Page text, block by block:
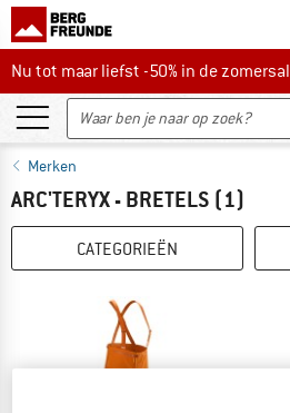
Nu tot maar liefst -50% in de zomersale!
Nu tot maar liefst -50% in de
Merken
ARC'TERYX - BRETELS (1)
CATEGORIEËN